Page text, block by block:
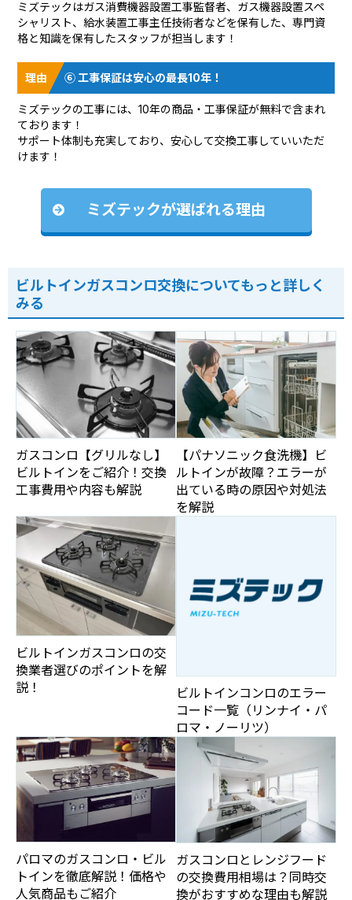
ミズテックはガス消費機器設置工事監督者、ガス機器設置スペ
シャリスト、給水装置工事主任技術者などを保有した、専門資
格と知識を保有したスタッフが担当します！
⑥ 工事保証は安心の最長10年！
ミズテックの工事には、10年の商品・工事保証が無料で含まれ
ております！
サポート体制も充実しており、安心して交換工事していいただ
けます！
ミズテックが選ばれる理由
ビルトインガスコンロ交換についてもっと詳しく
みる
ガスコンロ【グリルなし】
ビルトインをご紹介！交換
工事費用や内容も解説
【パナソニック食洗機】ビ
ルトインが故障？エラーが
出ている時の原因や対処法
を解説
ビルトインガスコンロの交
換業者選びのポイントを解
説！
ビルトインコンロのエラー
コード一覧（リンナイ・パ
ロマ・ノーリツ）
パロマのガスコンロ・ビル
トインを徹底解説！価格や
人気商品もご紹介
ガスコンロとレンジフード
の交換費用相場は？同時交
換がおすすめな理由も解説